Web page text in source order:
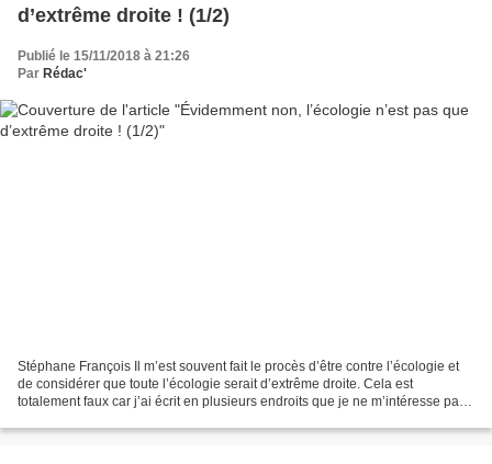
d’extrême droite ! (1/2)
Publié le 15/11/2018 à 21:26
Par Rédac'
Stéphane François Il m’est souvent fait le procès d’être contre l’écologie et
de considérer que toute l’écologie serait d’extrême droite. Cela est
totalement faux car j’ai écrit en plusieurs endroits que je ne m’intéresse pas